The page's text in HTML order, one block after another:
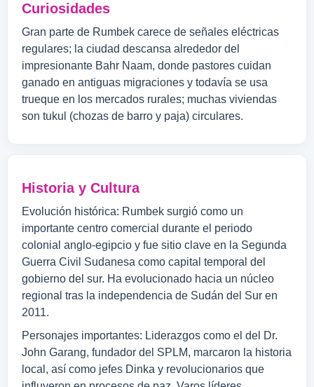
Curiosidades
Gran parte de Rumbek carece de señales eléctricas
regulares; la ciudad descansa alrededor del
impresionante Bahr Naam, donde pastores cuidan
ganado en antiguas migraciones y todavía se usa
trueque en los mercados rurales; muchas viviendas
son tukul (chozas de barro y paja) circulares.
Historia y Cultura
Evolución histórica: Rumbek surgió como un
importante centro comercial durante el periodo
colonial anglo-egipcio y fue sitio clave en la Segunda
Guerra Civil Sudanesa como capital temporal del
gobierno del sur. Ha evolucionado hacia un núcleo
regional tras la independencia de Sudán del Sur en
2011.
Personajes importantes: Liderazgos como el del Dr.
John Garang, fundador del SPLM, marcaron la historia
local, así como jefes Dinka y revolucionarios que